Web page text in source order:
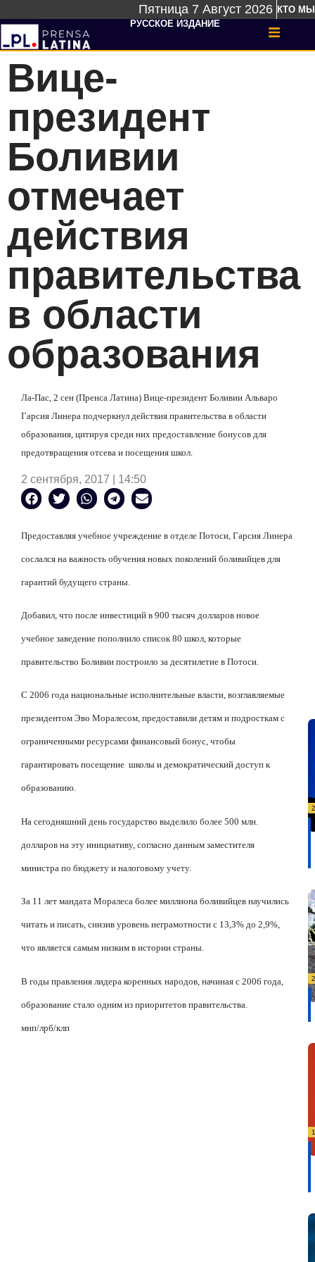
Пятница 7 Август 2026 КТО МЫ
РУССКОЕ ИЗДАНИЕ
Вице-
президент
Боливии
отмечает
действия
правительства
в области
образования
Ла-Пас, 2 сен (Пренса Латина) Вице-президент Боливии Альваро
Гарсия Линера подчеркнул действия правительства в области
образования, цитируя среди них предоставление бонусов для
предотвращения отсева и посещения школ.
2 сентября, 2017 | 14:50
Предоставляя учебное учреждение в отделе Потоси, Гарсия Линера
сослался на важность обучения новых поколений боливийцев для
гарантий будущего страны.
Добавил, что после инвестиций в 900 тысяч долларов новое
учебное заведение пополнило список 80 школ, которые
правительство Боливии построило за десятилетие в Потоси.
С 2006 года национальные исполнительные власти, возглавляемые
президентом Эво Моралесом, предоставили детям и подросткам с
ограниченными ресурсами финансовый бонус, чтобы
гарантировать посещение школы и демократический доступ к
образованию.
На сегодняшний день государство выделило более 500 млн.
долларов на эту инициативу, согласно данным заместителя
министра по бюджету и налоговому учету.
За 11 лет мандата Моралеса более миллиона боливийцев научились
читать и писать, снизив уровень неграмотности с 13,3% до 2,9%,
что является самым низким в истории страны.
В годы правления лидера коренных народов, начиная с 2006 года,
образование стало одним из приоритетов правительства.
мнп/лрб/клп